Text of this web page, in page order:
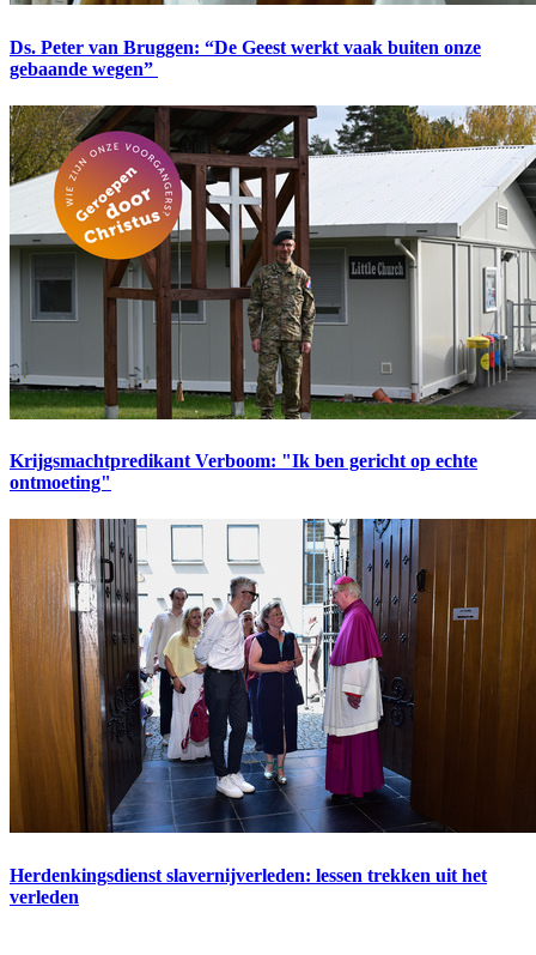
Ds. Peter van Bruggen: “De Geest werkt vaak buiten onze
gebaande wegen”
Krijgsmachtpredikant Verboom: "Ik ben gericht op echte
ontmoeting"
Herdenkingsdienst slavernijverleden: lessen trekken uit het
verleden